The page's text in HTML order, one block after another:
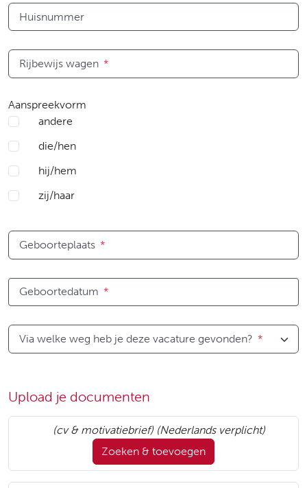
Huisnummer
Rijbewijs wagen *
Aanspreekvorm
andere
die/hen
hij/hem
zij/haar
Geboorteplaats *
Geboortedatum *
Via welke weg heb je deze vacature gevonden? *
Upload je documenten
(cv & motivatiebrief) (Nederlands verplicht)
Zoeken & toevoegen